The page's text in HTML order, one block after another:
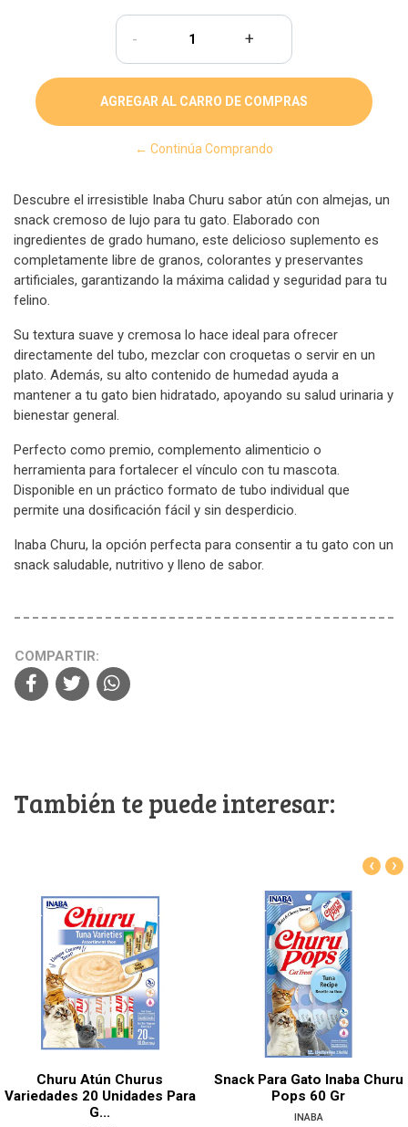
- +
← Continúa Comprando
Descubre el irresistible Inaba Churu sabor atún con almejas, un
snack cremoso de lujo para tu gato. Elaborado con
ingredientes de grado humano, este delicioso suplemento es
completamente libre de granos, colorantes y preservantes
artificiales, garantizando la máxima calidad y seguridad para tu
felino.
Su textura suave y cremosa lo hace ideal para ofrecer
directamente del tubo, mezclar con croquetas o servir en un
plato. Además, su alto contenido de humedad ayuda a
mantener a tu gato bien hidratado, apoyando su salud urinaria y
bienestar general.
Perfecto como premio, complemento alimenticio o
herramienta para fortalecer el vínculo con tu mascota.
Disponible en un práctico formato de tubo individual que
permite una dosificación fácil y sin desperdicio.
Inaba Churu, la opción perfecta para consentir a tu gato con un
snack saludable, nutritivo y lleno de sabor.
COMPARTIR:
También te puede interesar:
Churu Atún Churus
Variedades 20 Unidades Para
G...
Snack Para Gato Inaba Churu
Pops 60 Gr
INABA
‹ ›